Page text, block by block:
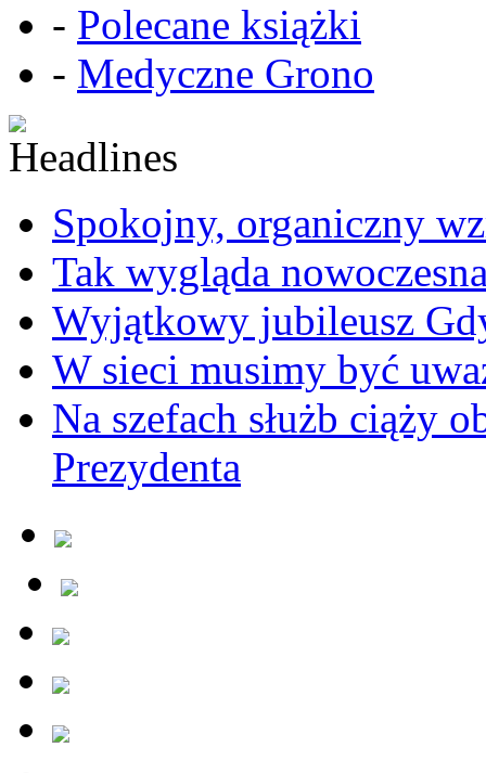
- Polecane książki
- Medyczne Grono
Spokojny, organiczny
Tak wygląda
Wyjątkowy jubileusz
W sieci musimy być
Na szefach służb ciąży
Prezydenta